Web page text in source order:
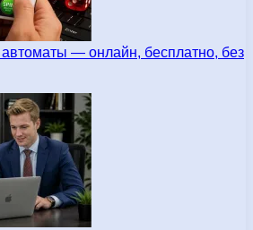
— онлайн, бесплатно, без